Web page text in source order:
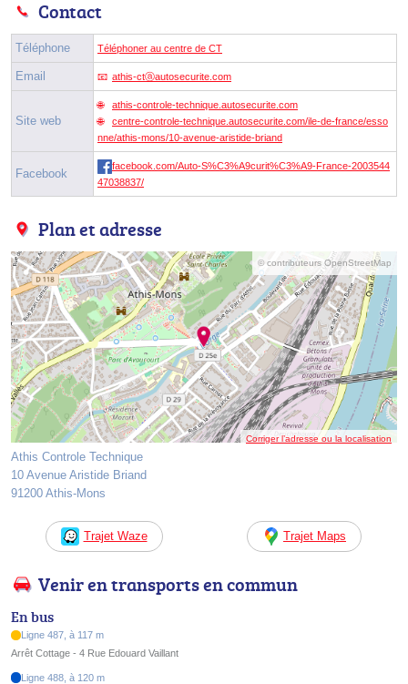
Contact
Téléphone Téléphoner au centre de CT
Email athis-ctⓐautosecurite.com
Site web
athis-controle-technique.autosecurite.com
centre-controle-technique.autosecurite.com/ile-de-france/esso
nne/athis-mons/10-avenue-aristide-briand
Facebook
facebook.com/Auto-S%C3%A9curit%C3%A9-France-2003544
47038837/
Plan et adresse
© contributeurs OpenStreetMap
Corriger l’adresse ou la localisation
Athis Controle Technique
10 Avenue Aristide Briand
91200 Athis-Mons
Trajet Waze Trajet Maps
Venir en transports en commun
En bus
Ligne 487, à 117 m
Arrêt Cottage - 4 Rue Edouard Vaillant
Ligne 488, à 120 m